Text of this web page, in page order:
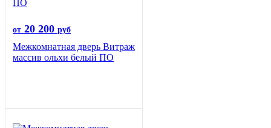
от 20 200 руб
Межкомнатная дверь Витраж
массив ольхи белый ПО